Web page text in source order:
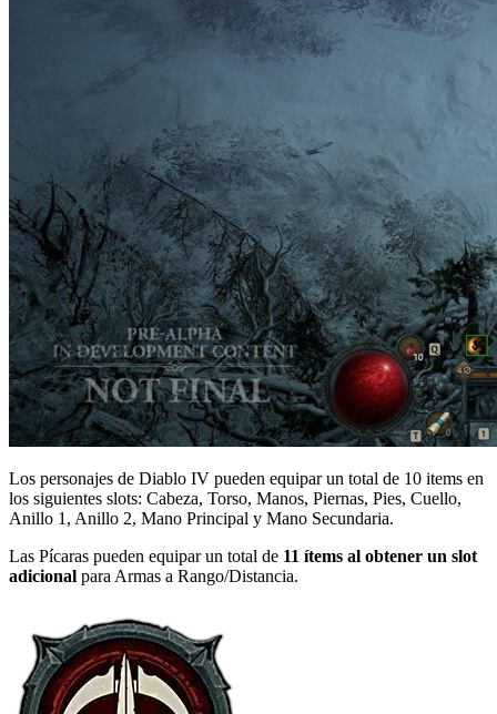
Los personajes de Diablo IV pueden equipar un total de 10 items en
los siguientes slots: Cabeza, Torso, Manos, Piernas, Pies, Cuello,
Anillo 1, Anillo 2, Mano Principal y Mano Secundaria.
Las Pícaras pueden equipar un total de 11 ítems al obtener un slot
adicional para Armas a Rango/Distancia.